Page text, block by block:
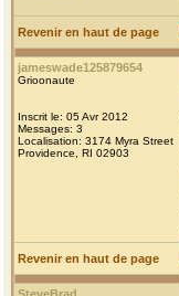
Revenir en haut de page
jameswade125879654
Grioonaute
Inscrit le: 05 Avr 2012
Messages: 3
Localisation: 3174 Myra Street
Providence, RI 02903
Revenir en haut de page